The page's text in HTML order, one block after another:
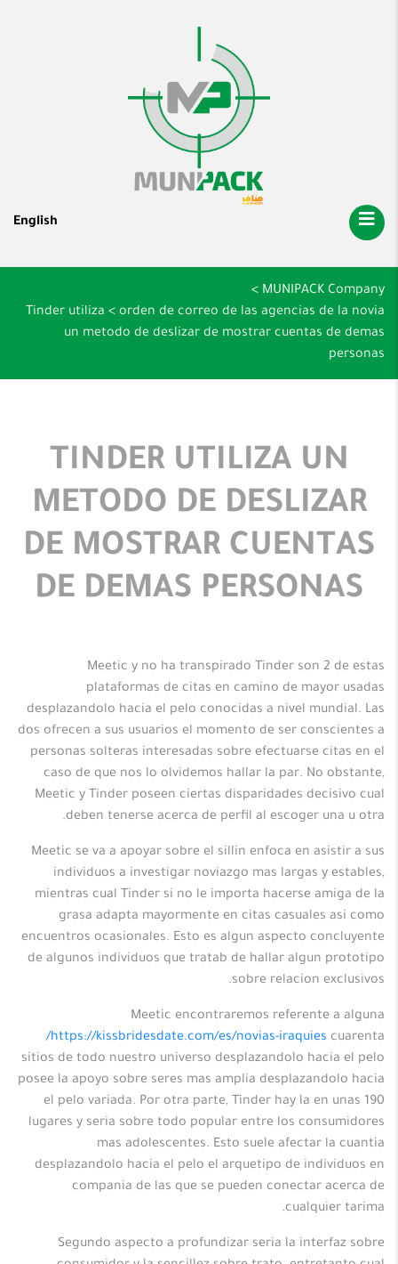
English
MUNIPACK Company
>
orden de correo de las agencias de la novia
>
Tinder utiliza
un metodo de deslizar de mostrar cuentas de demas
personas
TINDER UTILIZA UN
METODO DE DESLIZAR
DE MOSTRAR CUENTAS
DE DEMAS PERSONAS
Meetic y no ha transpirado Tinder son 2 de estas
plataformas de citas en camino de mayor usadas
desplazandolo hacia el pelo conocidas a nivel mundial. Las
dos ofrecen a sus usuarios el momento de ser conscientes a
personas solteras interesadas sobre efectuarse citas en el
caso de que nos lo olvidemos hallar la par. No obstante,
Meetic y Tinder poseen ciertas disparidades decisivo cual
deben tenerse acerca de perfil al escoger una u otra.
Meetic se va a apoyar sobre el sillin enfoca en asistir a sus
individuos a investigar noviazgo mas largas y estables,
mientras cual Tinder si no le importa hacerse amiga de la
grasa adapta mayormente en citas casuales asi como
encuentros ocasionales. Esto es algun aspecto concluyente
de algunos individuos que tratab de hallar algun prototipo
sobre relacion exclusivos.
Meetic encontraremos referente a alguna
https://kissbridesdate.com/es/novias-iraquies/ cuarenta
sitios de todo nuestro universo desplazandolo hacia el pelo
posee la apoyo sobre seres mas amplia desplazandolo hacia
el pelo variada. Por otra parte, Tinder hay la en unas 190
lugares y seria sobre todo popular entre los consumidores
mas adolescentes. Esto suele afectar la cuantia
desplazandolo hacia el pelo el arquetipo de individuos en
compania de las que se pueden conectar acerca de
cualquier tarima.
Segundo aspecto a profundizar seria la interfaz sobre